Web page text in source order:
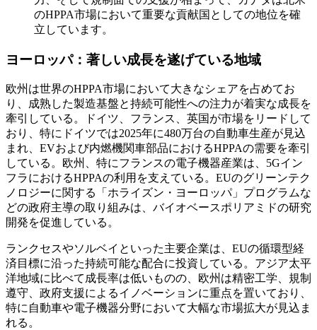
のHPPA市場において重要な貢献国としての地位を確
立しています。
ヨーロッパ：著しい成長を遂げている地域
欧州は世界のHPPA市場において大きなシェアを占めてお
り、成熟した製造基盤と持続可能性への注力が着実な成長を
牽引している。ドイツ、フランス、英国が市場をリードして
おり、特にドイツでは2025年に480万台の自動車生産が見込
まれ、EVおよび内燃機関車部品におけるHPPAの需要を牽引
している。欧州、特にフランスの電子機器産業は、5Gイン
フラにおけるHPPAの利用を支えている。EUのグリーンテク
ノロジーに関する「ホライズン・ヨーロッパ」プログラムな
どの政府主導の取り組みは、バイオベースポリアミドの研究
開発を促進している。
ランクセスやソルベイといった主要企業は、EUの循環型経
済目標に沿った持続可能な配合に投資している。アジア太平
洋地域に比べて成長率は低いものの、欧州は精密工学、規制
遵守、政府支援によるイノベーションに重点を置いており、
特に自動車や電子機器分野において大幅な市場拡大が見込ま
れる。